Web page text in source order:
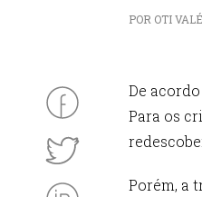
POR OTI
De
Para os
Porém, a